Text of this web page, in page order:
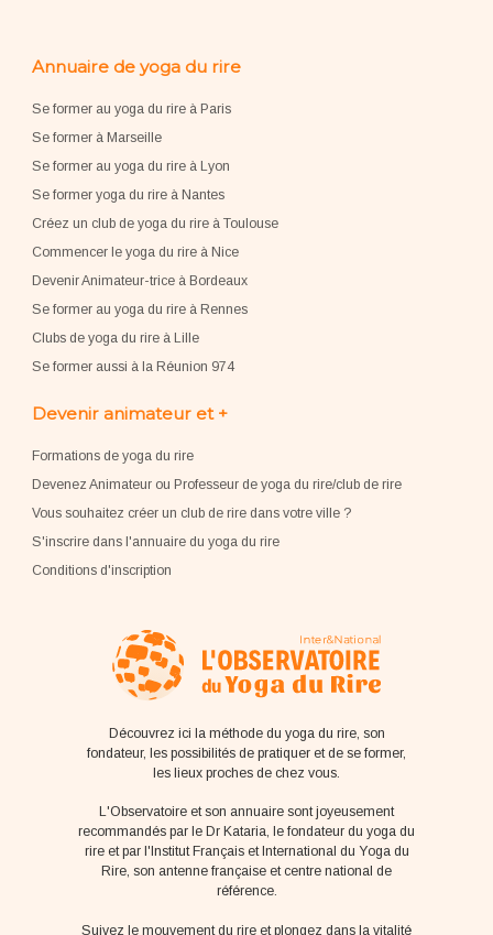
Annuaire de yoga du rire
Se former au yoga du rire à Paris
Se former à Marseille
Se former au yoga du rire à Lyon
Se former yoga du rire à Nantes
Créez un club de yoga du rire à Toulouse
Commencer le yoga du rire à Nice
Devenir Animateur-trice à Bordeaux
Se former au yoga du rire à Rennes
Clubs de yoga du rire à Lille
Se former aussi à la Réunion 974
Devenir animateur et +
Formations de yoga du rire
Devenez Animateur ou Professeur de yoga du rire/club de rire
Vous souhaitez créer un club de rire dans votre ville ?
S'inscrire dans l'annuaire du yoga du rire
Conditions d'inscription
Découvrez ici la méthode du yoga du rire, son
fondateur, les possibilités de pratiquer et de se former,
les lieux proches de chez vous.
L'Observatoire et son annuaire sont joyeusement
recommandés par le Dr Kataria, le fondateur du yoga du
rire et par l'Institut Français et International du Yoga du
Rire, son antenne française et centre national de
référence.
Suivez le mouvement du rire et plongez dans la vitalité